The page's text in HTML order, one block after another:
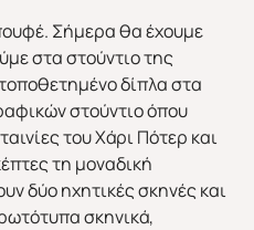
Σήμερα θα έχουμε
στα στούντιο της
δίπλα στα
στούντιο όπου
του Χάρι Πότερ και
τη μοναδική
δύο ηχητικές σκηνές και
σκηνικά,